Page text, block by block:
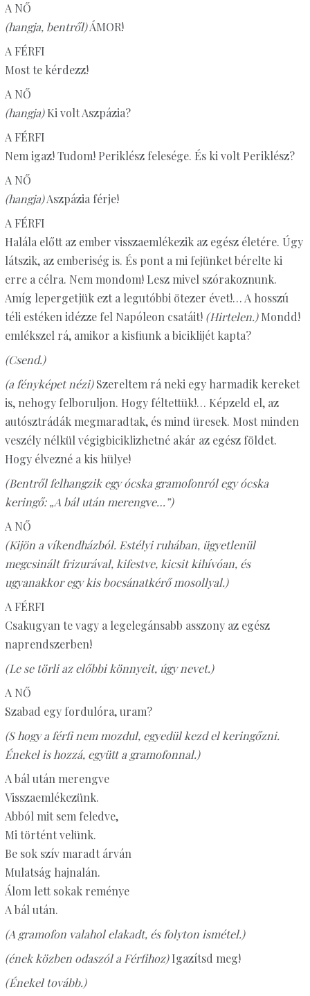
A NŐ
(hangja, bentről)ÁMOR!
A FÉRFI
Most te kérdezz!
A NŐ
(hangja)Ki volt Aszpázia?
A FÉRFI
Nem igaz! Tudom! Periklész felesége. És ki volt Periklész?
A NŐ
(hangja)Aszpázia férje!
A FÉRFI
Halála előtt az ember visszaemlékezik az egész életére. Úgy
látszik, az emberiség is. És pont a mi fejünket bérelte ki
erre a célra. Nem mondom! Lesz mivel szórakoznunk.
Amíg lepergetjük ezt a legutóbbi ötezer évet!… A hosszú
téli estéken idézze fel Napóleon csatáit! (Hirtelen.)Mondd!
emlékszel rá, amikor a kisfiunk a biciklijét kapta?
(Csend.)
(a fényképet nézi)Szereltem rá neki egy harmadik kereket
is, nehogy felboruljon. Hogy féltettük!… Képzeld el, az
autósztrádák megmaradtak, és mind üresek. Most minden
veszély nélkül végigbiciklizhetné akár az egész földet.
Hogy élvezné a kis hülye!
(Bentről felhangzik egy ócska gramofonról egy ócska
keringő: „A bál után merengve…”)
A NŐ
(Kijön a víkendházból. Estélyi ruhában, ügyetlenül
megcsinált frizurával, kifestve, kicsit kihívóan, és
ugyanakkor egy kis bocsánatkérő mosollyal.)
A FÉRFI
Csakugyan te vagy a legelegánsabb asszony az egész
naprendszerben!
(Le se törli az előbbi könnyeit, úgy nevet.)
A NŐ
Szabad egy fordulóra, uram?
(S hogy a férfi nem mozdul, egyedül kezd el keringőzni.
Énekel is hozzá, együtt a gramofonnal.)
A bál után merengve
Visszaemlékezünk.
Abból mit sem feledve,
Mi történt velünk.
Be sok szív maradt árván
Mulatság hajnalán.
Álom lett sokak reménye
A bál után.
(A gramofon valahol elakadt, és folyton ismétel.)
(ének közben odaszól a Férfihoz)Igazítsd meg!
(Énekel tovább.)